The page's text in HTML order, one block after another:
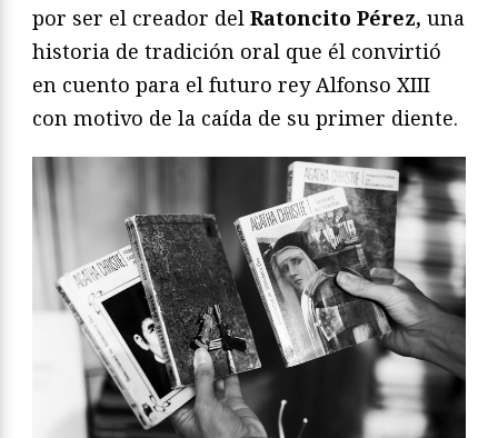
por ser el creador del Ratoncito Pérez, una
historia de tradición oral que él convirtió
en cuento para el futuro rey Alfonso XIII
con motivo de la caída de su primer diente.